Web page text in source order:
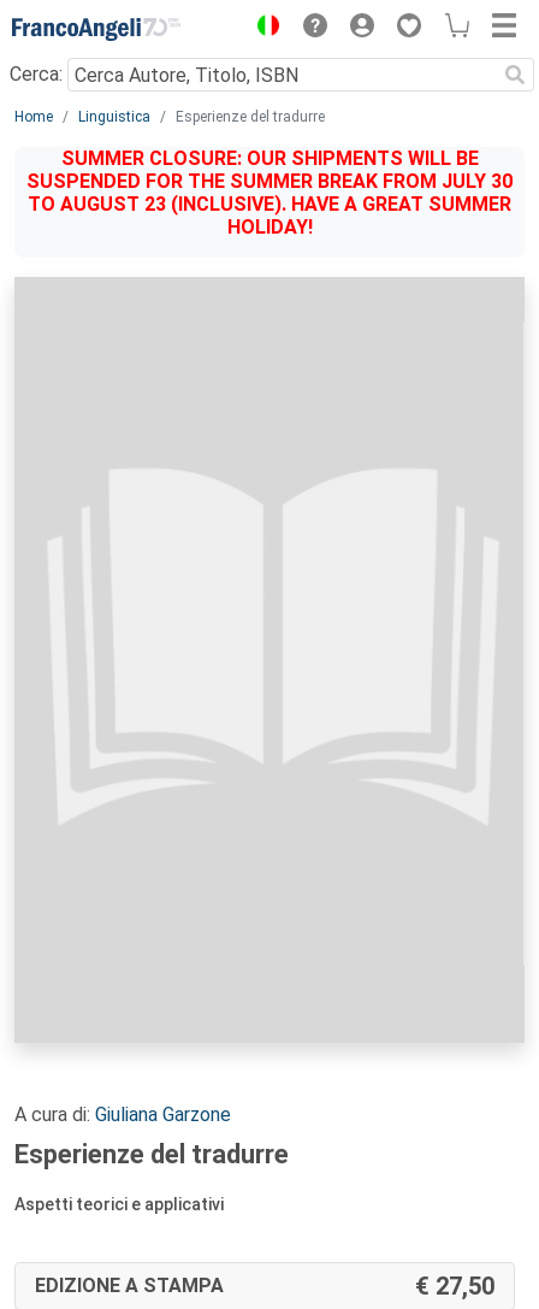
Menu
Cerca:
Main content
Home Linguistica Esperienze del tradurre
SUMMER CLOSURE: OUR SHIPMENTS WILL BE
SUSPENDED FOR THE SUMMER BREAK FROM JULY 30
TO AUGUST 23 (INCLUSIVE). HAVE A GREAT SUMMER
HOLIDAY!
A cura di: Giuliana Garzone
Esperienze del tradurre
Aspetti teorici e applicativi
EDIZIONE A STAMPA 27,50